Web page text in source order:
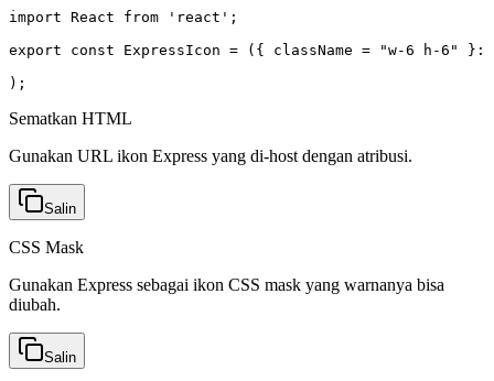
import React from 'react';
export const ExpressIcon = ({ className = "w-6 h-6"
);
Sematkan HTML
Gunakan URL ikon Express yang di-host dengan atribusi.
Salin
CSS Mask
Gunakan Express sebagai ikon CSS mask yang warnanya bisa
diubah.
Salin